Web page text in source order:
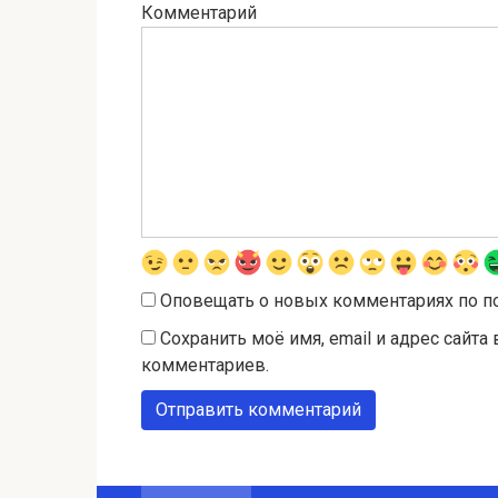
Комментарий
Оповещать о новых комментариях по
Сохранить моё имя, email и адрес
комментариев.